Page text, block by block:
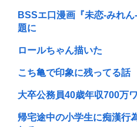
BSSエ口漫画『未恋-みれ
題に
ロールちゃん描いた
こち亀で印象に残ってる話
大卒公務員40歳年収700万
帰宅途中の小学生に痴漢行